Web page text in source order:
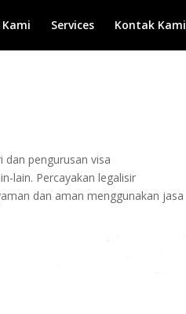
Services Kontak Kami
pengurusan visa
lain. Percayakan legalisir
dan aman menggunakan jasa